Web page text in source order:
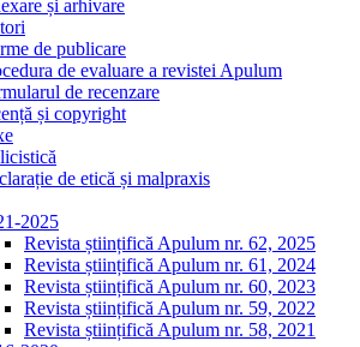
și arhivare
de publicare
de evaluare a revistei Apulum
de recenzare
și copyright
de etică și malpraxis
2025
Revista științifică Apulum nr. 62, 2025
Revista științifică Apulum nr. 61, 2024
Revista științifică Apulum nr. 60, 2023
Revista științifică Apulum nr. 59, 2022
Revista științifică Apulum nr. 58, 2021